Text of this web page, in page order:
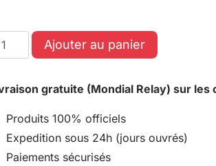
Ajouter au panier
gratuite (Mondial Relay) sur les
Produits 100% officiels
Expedition sous 24h (jours ouvrés)
Paiements sécurisés